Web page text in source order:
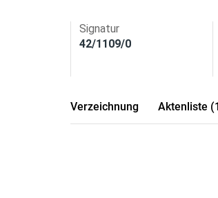
Signatur
42/1109/0
Verzeichnung Aktenliste